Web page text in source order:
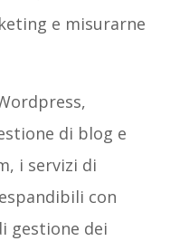
e misurarne
di blog e
i servizi di
con
gestione dei